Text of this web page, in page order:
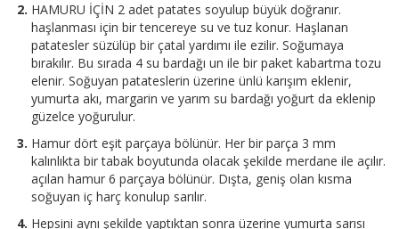
HAMURU İÇİN 2 adet patates soyulup büyük doğranır.
haşlanması için bir tencereye su ve tuz konur. Haşlanan
patatesler süzülüp bir çatal yardımı ile ezilir. Soğumaya
bırakılır. Bu sırada 4 su bardağı un ile bir paket kabartma tozu
elenir. Soğuyan patateslerin üzerine ünlü karışım eklenir,
yumurta akı, margarin ve yarım su bardağı yoğurt da eklenip
güzelce yoğurulur.
Hamur dört eşit parçaya bölünür. Her bir parça 3 mm
kalınlıkta bir tabak boyutunda olacak şekilde merdane ile açılır.
açılan hamur 6 parçaya bölünür. Dışta, geniş olan kısma
soğuyan iç harç konulup sarılır.
Hepsini aynı şekilde yaptıktan sonra üzerine yumurta sarısı